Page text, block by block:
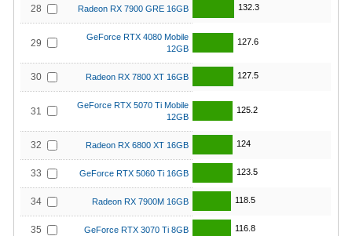
28 Radeon RX 7900 GRE 16GB 132.3
29
GeForce RTX 4080 Mobile
12GB
127.6
30 Radeon RX 7800 XT 16GB 127.5
31
GeForce RTX 5070 Ti Mobile
12GB
125.2
32 Radeon RX 6800 XT 16GB 124
33 GeForce RTX 5060 Ti 16GB 123.5
34 Radeon RX 7900M 16GB 118.5
35 GeForce RTX 3070 Ti 8GB 116.8